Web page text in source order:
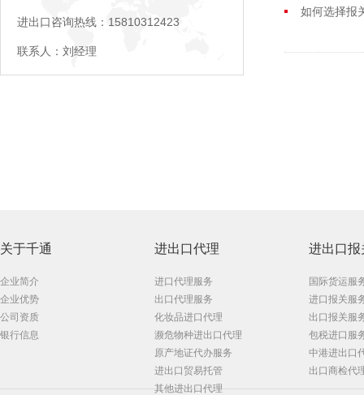
进出口咨询热线：15810312423
联系人：刘经理
如何选择报
关于千通
企业简介
企业优势
公司资质
银行信息
进出口代理
进口代理服务
出口代理服务
化妆品进口代理
濒危物种进出口代理
原产地证代办服务
进出口贸易托管
其他进出口代理
进出口报
国际货运服
进口报关服
出口报关服
包税进口服
中港进出口
出口商检代